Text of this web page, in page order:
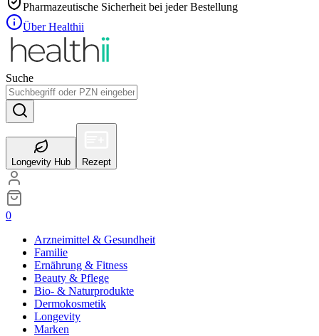
Pharmazeutische Sicherheit bei jeder Bestellung
Über Healthii
Suche
Longevity Hub Rezept
0
Arzneimittel & Gesundheit
Familie
Ernährung & Fitness
Beauty & Pflege
Bio- & Naturprodukte
Dermokosmetik
Longevity
Marken